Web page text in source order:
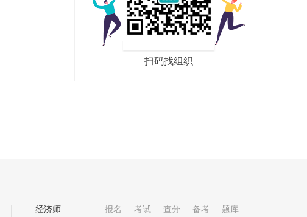
扫码找组织
经济师 报名 考试 查分 备考 题库